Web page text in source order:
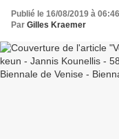
Biennale di
Publié le 16/08/2019 à 06:46
Par Gilles Kraemer